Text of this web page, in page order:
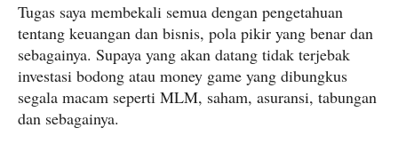
Tugas saya membekali semua dengan pengetahuan
tentang keuangan dan bisnis, pola pikir yang benar dan
sebagainya. Supaya yang akan datang tidak terjebak
investasi bodong atau money game yang dibungkus
segala macam seperti MLM, saham, asuransi, tabungan
dan sebagainya.